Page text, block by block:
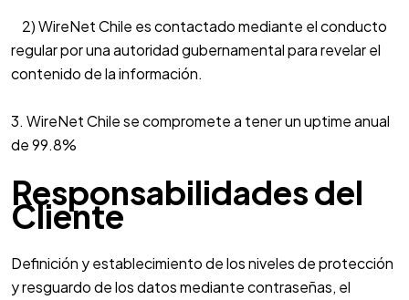
2) WireNet Chile es contactado mediante el conducto
regular por una autoridad gubernamental para revelar el
contenido de la información.
3. WireNet Chile se compromete a tener un uptime anual
de 99.8%
Responsabilidades del
Cliente
Definición y establecimiento de los niveles de protección
y resguardo de los datos mediante contraseñas, el